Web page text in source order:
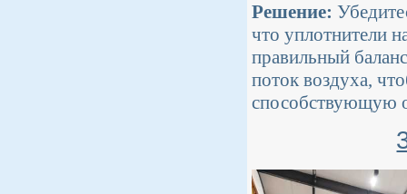
Решение:
что уплотнители
правильный
поток воздуха,
способствующую